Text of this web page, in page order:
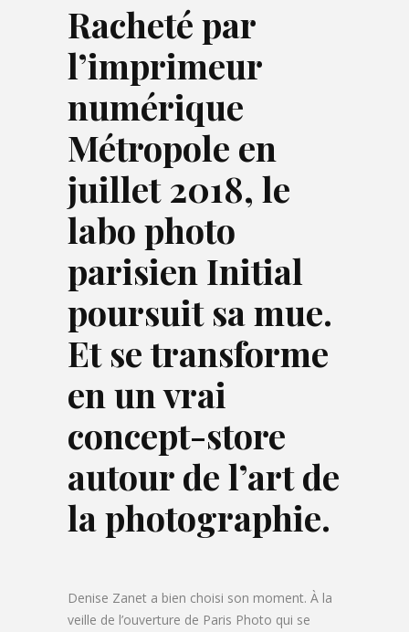
Racheté par
l’imprimeur
numérique
Métropole en
juillet 2018, le
labo photo
parisien Initial
poursuit sa mue.
Et se transforme
en un vrai
concept-store
autour de l’art de
la photographie.
Denise Zanet a bien choisi son moment. À la
veille de l’ouverture de Paris Photo qui se